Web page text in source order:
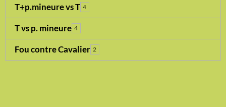
T+p.mineure vs T 4
T vs p. mineure 4
Fou contre Cavalier 2